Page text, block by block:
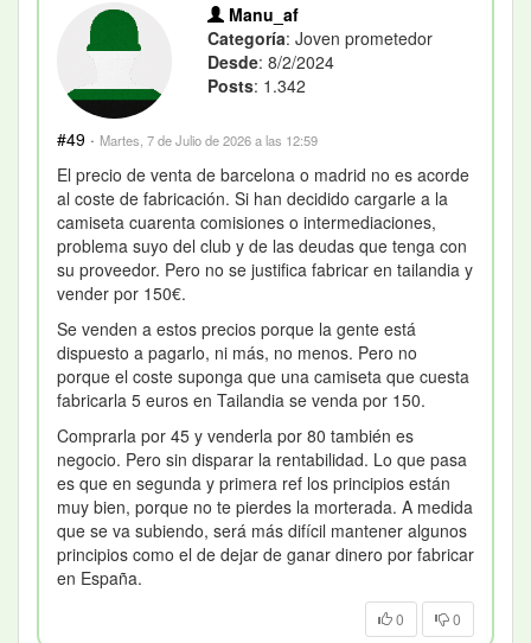
Manu_af
Categoría: Joven prometedor
Desde: 8/2/2024
Posts: 1.342
#49 · Martes, 7 de Julio de 2026 a las 12:59
El precio de venta de barcelona o madrid no es acorde
al coste de fabricación. Si han decidido cargarle a la
camiseta cuarenta comisiones o intermediaciones,
problema suyo del club y de las deudas que tenga con
su proveedor. Pero no se justifica fabricar en tailandia y
vender por 150€.
Se venden a estos precios porque la gente está
dispuesto a pagarlo, ni más, no menos. Pero no
porque el coste suponga que una camiseta que cuesta
fabricarla 5 euros en Tailandia se venda por 150.
Comprarla por 45 y venderla por 80 también es
negocio. Pero sin disparar la rentabilidad. Lo que pasa
es que en segunda y primera ref los principios están
muy bien, porque no te pierdes la morterada. A medida
que se va subiendo, será más difícil mantener algunos
principios como el de dejar de ganar dinero por fabricar
en España.
0 0